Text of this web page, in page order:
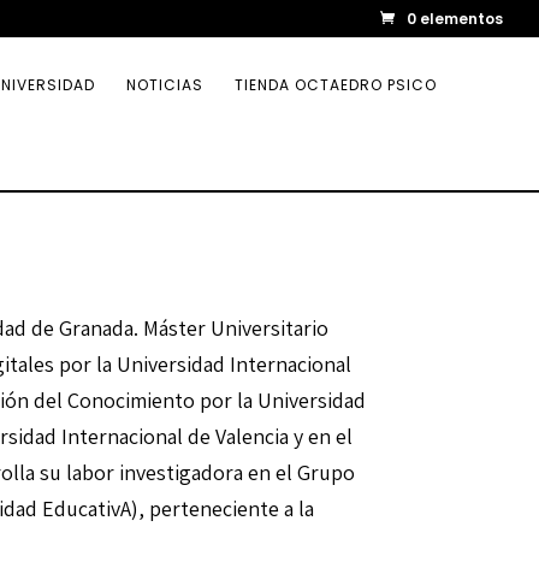
0 elementos
NOTICIAS TIENDA OCTAEDRO PSICO
de Granada. Máster Universitario
por la Universidad Internacional
del Conocimiento por la Universidad
Internacional de Valencia y en el
su labor investigadora en el Grupo
EducativA), perteneciente a la